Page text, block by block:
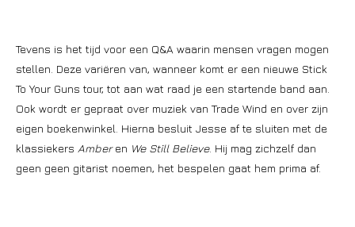
Tevens is het tijd voor een Q&A waarin mensen vragen mogen
stellen. Deze variëren van, wanneer komt er een nieuwe Stick
To Your Guns tour, tot aan wat raad je een startende band aan.
Ook wordt er gepraat over muziek van Trade Wind en over zijn
eigen boekenwinkel. Hierna besluit Jesse af te sluiten met de
klassiekers Amberen We Still Believe. Hij mag zichzelf dan
geen geen gitarist noemen, het bespelen gaat hem prima af.